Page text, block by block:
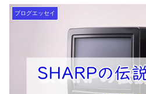
ブログエッセイ